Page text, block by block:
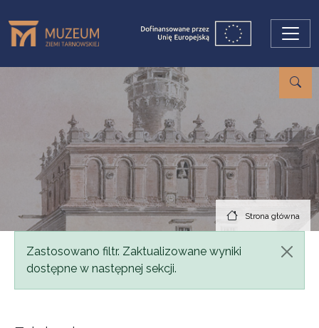
Strona główna
Komunikat
Zastosowano filtr. Zaktualizowane wyniki
dostępne w następnej sekcji.